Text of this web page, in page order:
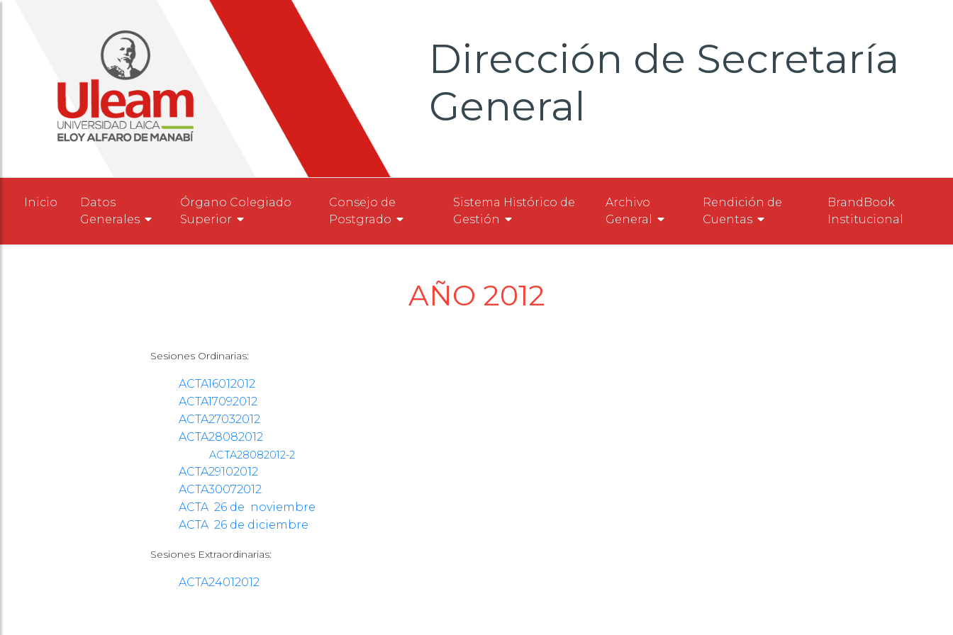
Dirección de Secretaría
General
Inicio
Datos
Generales
Órgano Colegiado
Superior
Consejo de
Postgrado
Sistema Histórico de
Gestión
Archivo
General
Rendición de
Cuentas
BrandBook
Institucional
AÑO 2012
Sesiones Ordinarias:
ACTA16012012
ACTA17092012
ACTA27032012
ACTA28082012
ACTA28082012-2
ACTA29102012
ACTA30072012
ACTA 26 de noviembre
ACTA 26 de diciembre
Sesiones Extraordinarias:
ACTA24012012